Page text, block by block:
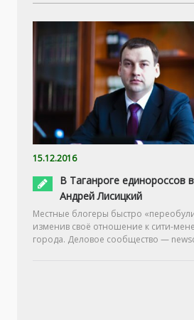
15.12.2016
В Таганроге единороссов
Андрей Лисицкий
Местные блогеры быстро
изменив своё отношение к сити-
города. Деловое сообщество —